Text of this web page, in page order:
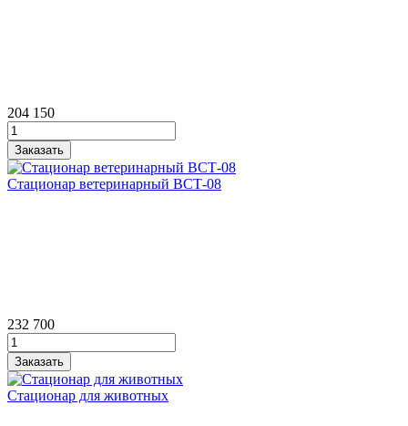
204 150
Стационар ветеринарный ВСТ‑08
232 700
Стационар для животных